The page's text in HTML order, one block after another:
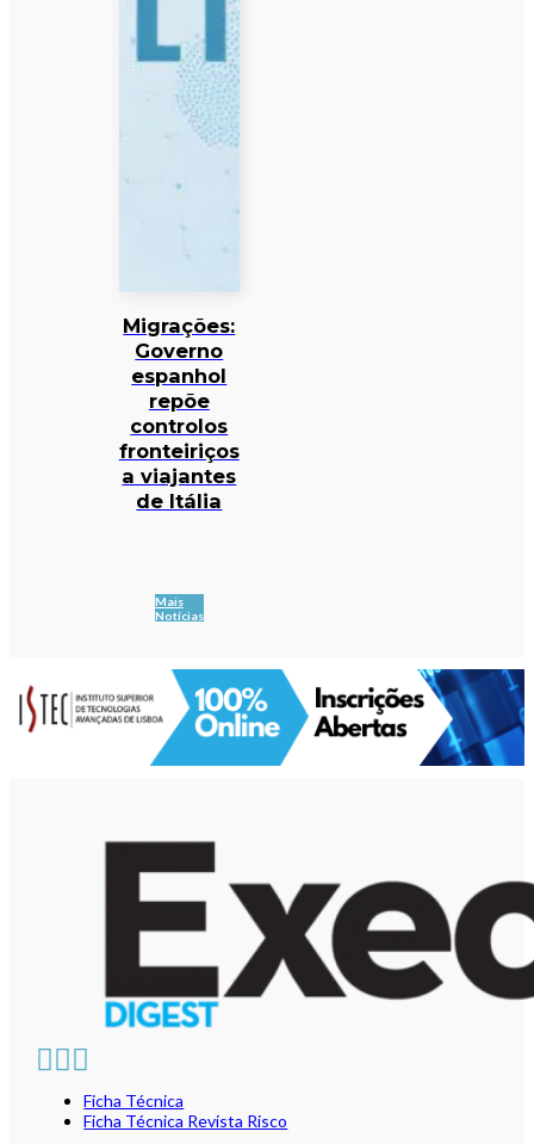
Migrações:
Governo
espanhol
repõe
controlos
fronteiriços
a viajantes
de Itália
Mais
Notícias
Ficha Técnica
Ficha Técnica Revista Risco